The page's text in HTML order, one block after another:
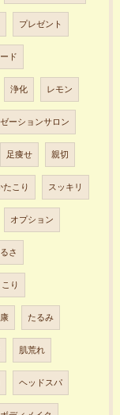
プレゼント
ド
浄化 レモン
ーションサロン
足痩せ 親切
たこり スッキリ
オプション
さ
こり
たるみ
肌荒れ
ヘッドスパ